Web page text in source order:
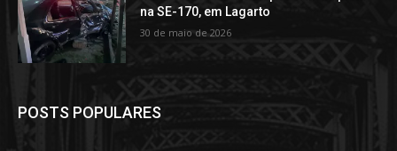
na SE-170, em Lagarto
30 de maio de 2026
POSTS POPULARES